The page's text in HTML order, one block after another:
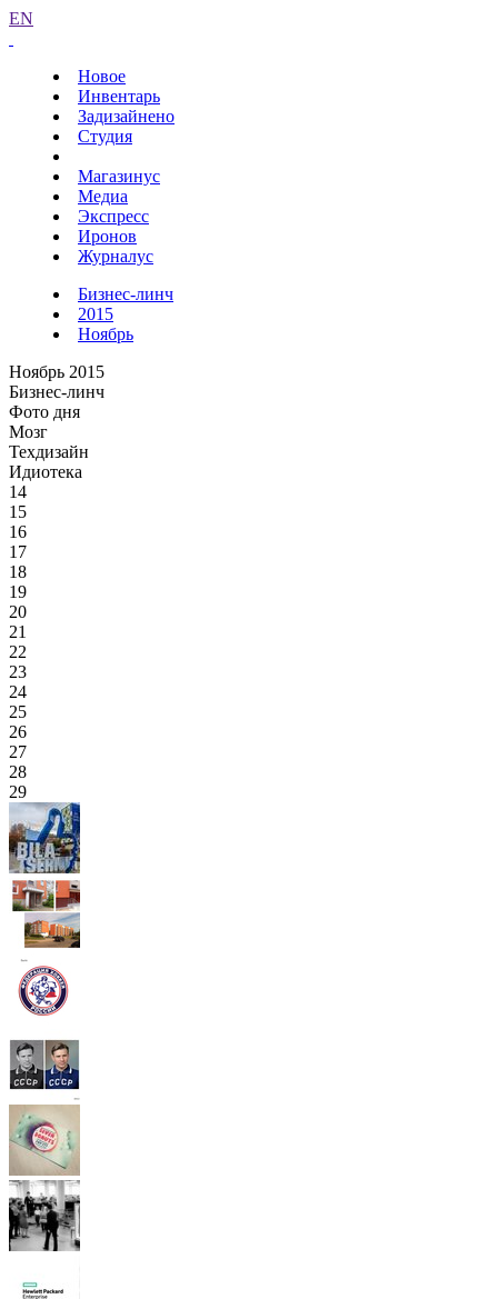
EN
Новое
Инвентарь
Задизайнено
Студия
Магазинус
Медиа
Экспресс
Иронов
Журналус
Бизнес-линч
2015
Ноябрь
Ноябрь 2015
Бизнес-линч
Фото дня
Мозг
Техдизайн
Идиотека
14
15
16
17
18
19
20
21
22
23
24
25
26
27
28
29